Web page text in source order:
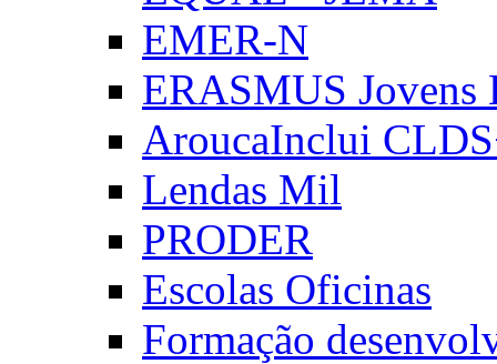
EMER-N
ERASMUS Jovens
AroucaInclui
Lendas Mil
PRODER
Escolas Oficinas
Formação